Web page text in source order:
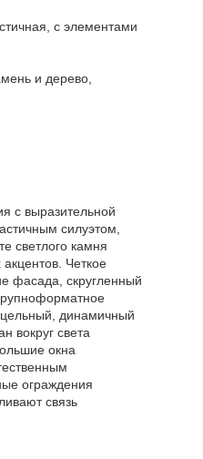
с выразительной
силуэтом,
светлого камня
Четкое
фасада, скругленный
динамичный
вокруг света
окна
ограждения
связь
с элементами
и дерево,